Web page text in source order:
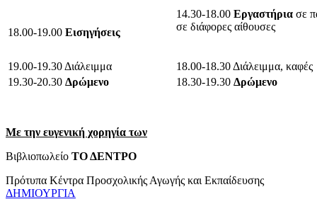
18.00-19.00 Εισηγήσεις
14.30-18.00 Εργαστήρια σε
σε διάφορες αίθουσες
19.00-19.30 Διάλειμμα
18.00-18.30 Διάλειμμα, καφές
19.30-20.30 Δρώμενο 18.30-19.30 Δρώμενο
Με την ευγενική χορηγία των
Βιβλιοπωλείο ΤΟ ΔΕΝΤΡΟ
Πρότυπα Κέντρα Προσχολικής Αγωγής και Εκπαίδευσης
ΔΗΜΙΟΥΡΓΙΑ